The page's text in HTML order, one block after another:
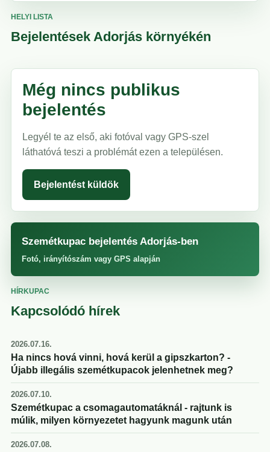
HELYI LISTA
Bejelentések Adorjás környékén
Még nincs publikus
bejelentés
Legyél te az első, aki fotóval vagy GPS-szel
láthatóvá teszi a problémát ezen a településen.
Bejelentést küldök
Szemétkupac bejelentés Adorjás-ben
Fotó, irányítószám vagy GPS alapján
HÍRKUPAC
Kapcsolódó hírek
2026.07.16.
Ha nincs hová vinni, hová kerül a gipszkarton? -
Újabb illegális szemétkupacok jelenhetnek meg?
2026.07.10.
Szemétkupac a csomagautomatáknál - rajtunk is
múlik, milyen környezetet hagyunk magunk után
2026.07.08.